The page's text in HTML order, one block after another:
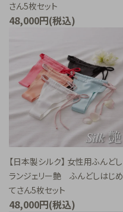
特定商取引法について
さん5枚セット
48,000円(税込)
【日本製シルク】 女性用ふんどし
ランジェリー艶 ふんどしはじめ
てさん5枚セット
48,000円(税込)